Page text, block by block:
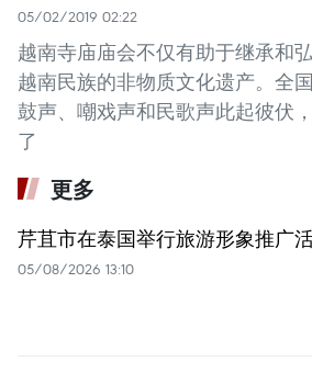
05/02/2019 02:22
越南寺庙庙会不仅有助于继承和
越南民族的非物质文化遗产。全
鼓声、嘲戏声和民歌声此起彼伏
了
更多
芹苴市在泰国举行旅游形象推广
05/08/2026 13:10